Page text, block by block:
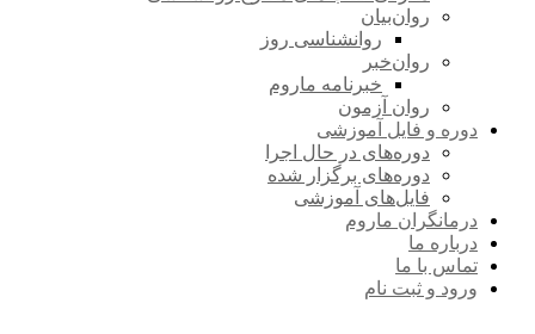
روان‌بیان
روانشناسی روز
روان‌خبر
خبرنامه ماروم
روان آزمون
دوره و فایل آموزشی
دوره‌های در حال اجرا
دوره‌های برگزار شده
فایل‌های آموزشی
درمانگران ماروم
درباره ما
تماس با ما
ورود و ثبت نام